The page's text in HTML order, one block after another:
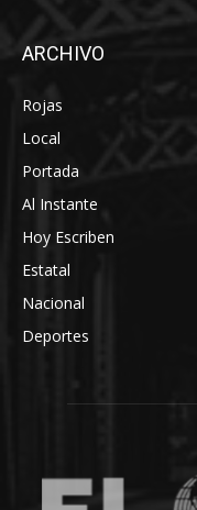
ARCHIVO
Rojas
Local
Portada
Al Instante
Hoy Escriben
Estatal
Nacional
Deportes